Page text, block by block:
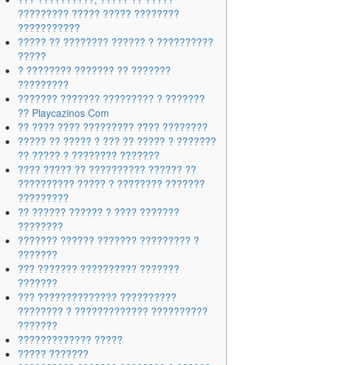
????????? ????? ????? ????????
???????????
????? ?? ???????? ?????? ? ??????????
?????
? ???????? ??????? ?? ???????
?????????
??????? ??????? ????????? ? ???????
?? Playcazinos Com
?? ???? ???? ????????? ???? ????????
????? ?? ????? ? ??? ?? ????? ? ???????
?? ????? ? ???????? ???????
???? ????? ?? ?????????? ?????? ??
?????????? ????? ? ???????? ???????
?????????
?? ?????? ?????? ? ???? ???????
????????
??????? ?????? ??????? ????????? ?
???????
??? ??????? ?????????? ???????
???????
??? ?????????????? ??????????
???????? ? ????????????? ??????????
???????
????????????? ?????
????? ???????